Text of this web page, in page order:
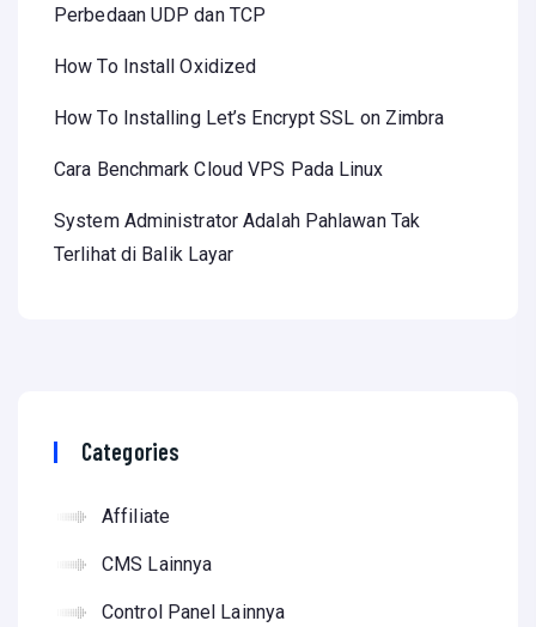
Perbedaan UDP dan TCP
How To Install Oxidized
How To Installing Let’s Encrypt SSL on Zimbra
Cara Benchmark Cloud VPS Pada Linux
System Administrator Adalah Pahlawan Tak
Terlihat di Balik Layar
Categories
Affiliate
CMS Lainnya
Control Panel Lainnya